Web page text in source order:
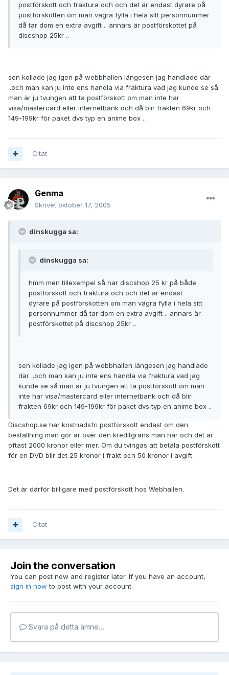
postförskott och fraktura och och det är endast dyrare på
postförskotten om man vägra fylla i hela sitt personnummer
då tar dom en extra avgift .. annars är postförskottet på
discshop 25kr ..
sen kollade jag igen på webbhallen längesen jag handlade där
..och man kan ju inte ens handla via fraktura vad jag kunde se så
man är ju tvungen att ta postförskott om man inte har
visa/mastercard eller internetbank och då blir frakten 69kr och
149-199kr för paket dvs typ en anime box ..
Citat
Genma
Skrivet oktober 17, 2005
dinskugga sa:
dinskugga sa:
hmm men tillexempel så har discshop 25 kr på både
postförskott och fraktura och och det är endast
dyrare på postförskotten om man vägra fylla i hela sitt
personnummer då tar dom en extra avgift .. annars är
postförskottet på discshop 25kr ..
sen kollade jag igen på webbhallen längesen jag handlade
där ..och man kan ju inte ens handla via fraktura vad jag
kunde se så man är ju tvungen att ta postförskott om man
inte har visa/mastercard eller internetbank och då blir
frakten 69kr och 149-199kr för paket dvs typ en anime box ..
Discshop.se har kostnadsfri postförskott endast om den
beställning man gör är över den kreditgräns man har och det är
oftast 2000 kronor eller mer. Om du tvingas att betala postförskott
för en DVD blir det 25 kronor i frakt och 50 kronor i avgift.
Det är därför billigare med postförskott hos Webhallen.
Citat
Join the conversation
You can post now and register later. If you have an account,
sign in now to post with your account.
Svara på detta ämne…